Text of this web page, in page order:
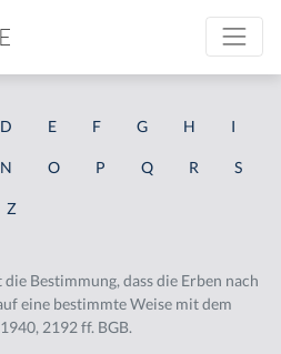
D E F G H I
N O P Q R S
Z
Bestimmung, dass die Erben nach
eine bestimmte Weise mit dem
2192 ff. BGB.